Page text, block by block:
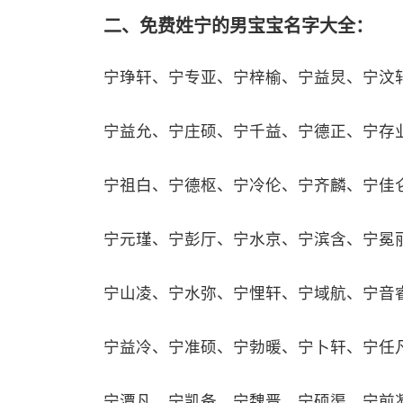
二、免费姓宁的男宝宝名字大全：
宁琤轩、宁专亚、宁梓榆、宁益炅、宁汶
宁益允、宁庄硕、宁千益、宁德正、宁存
宁祖白、宁德枢、宁冷伦、宁齐麟、宁佳
宁元瑾、宁彭厅、宁水京、宁滨含、宁冕
宁山凌、宁水弥、宁悝轩、宁域航、宁音
宁益冷、宁准硕、宁勃暖、宁卜轩、宁任